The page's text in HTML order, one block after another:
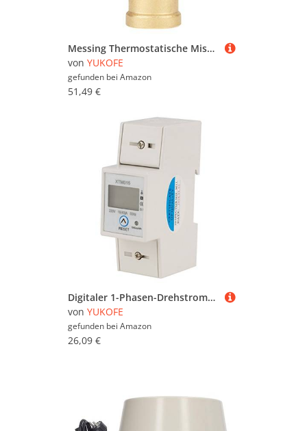
Messing Thermostatische Mischventil Hochleistung Haushaltswassersicherheitsboden Heizung DN20 Weibchen Faden
von YUKOFE
gefunden bei Amazon
51,49 €
Digitaler 1-Phasen-Drehstromzähler 220V 10(40) A KWh-Meter DIN-Schiene Elektronischer Energiezähler
von YUKOFE
gefunden bei Amazon
26,09 €